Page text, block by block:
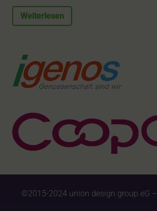
Weiterlesen
©2015-2024 union design group eG –